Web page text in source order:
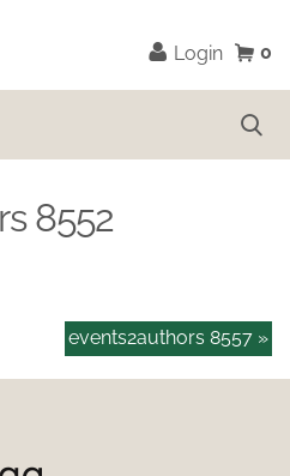
Login 0
8552
events2authors 8557 »